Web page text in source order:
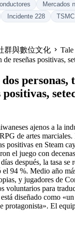
Mercados
Incidente 228
TSMC
群與數位文化
de reseñas positivas,
personas,
positivas,
ajenos a la
de artes marciales.
positivas en Steam
el juego con
después, la tasa se
el 94 %. Medio año
y jugadores de
voluntarios para
diseñado como
protagonista». El